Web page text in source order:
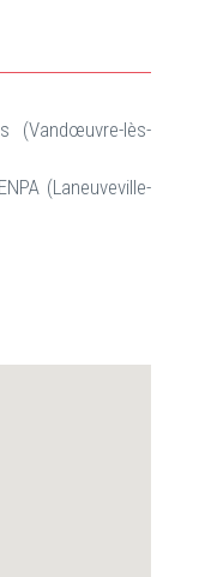
(Vandœuvre-lès-
(Laneuveville-